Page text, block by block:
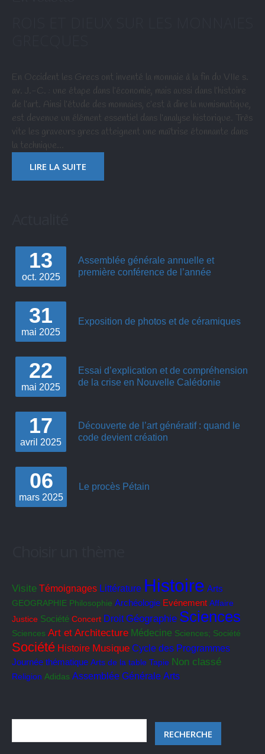
En Occident les Grecs ont inventé la monnaie à la fin du VIIe s.
av. J.-C. : une étape dans l’économie, mais aussi dans l’histoire
de l’art. Ainsi l’étude des monnaies, c’est à dire la numismatique,
est devenue un élément essentiel dans l’analyse historique. Très
vite les graveurs grecs atteignent une maîtrise étonnante dans
la technique…
LIRE LA SUITE
13
oct. 2025
Assemblée générale annuelle et
première conférence de l’année
31
mai 2025
Exposition de photos et de céramiques
22
mai 2025
Essai d’explication et de compréhension
de la crise en Nouvelle Calédonie
17
avril 2025
Découverte de l’art génératif : quand le
code devient création
06
mars 2025
Le procès Pétain
Visite Témoignages Littérature Histoire Arts
GEOGRAPHIE Philosophie Archéologie Evénement Affaire
Justice Société Concert Droit Géographie Sciences
Sciences Art et Architecture Médecine Sciences; Société
Société Histoire Musique Cycle des Programmes
Journée thématique Arts de la table Tapie Non classé
Religion Adidas Assemblée Générale Arts